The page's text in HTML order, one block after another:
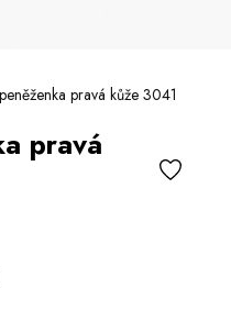
pravá kůže 3041
pravá